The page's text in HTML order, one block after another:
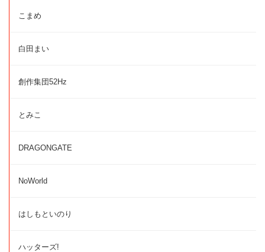
こまめ
白田まい
創作集団52Hz
とみこ
DRAGONGATE
NoWorld
はしもといのり
ハッターズ!